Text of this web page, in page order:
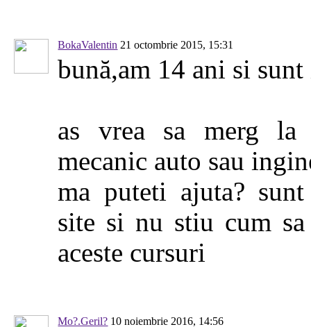
BokaValentin 21 octombrie 2015, 15:31
bună,am 14 ani si sunt
as vrea sa merg
mecanic auto sau
ma puteti ajuta?
site si nu stiu cum
aceste cursuri
Mo?.Geril? 10 noiembrie 2016, 14:56